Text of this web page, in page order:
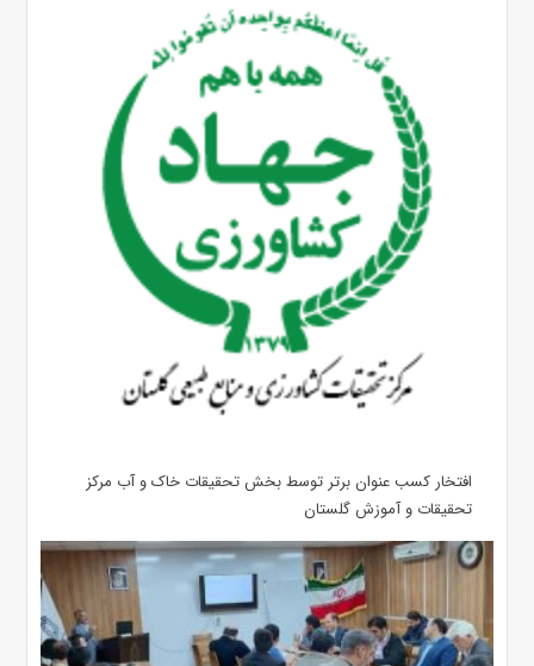
افتخار کسب عنوان برتر توسط بخش تحقیقات خاک و آب مرکز
تحقیقات و آموزش گلستان